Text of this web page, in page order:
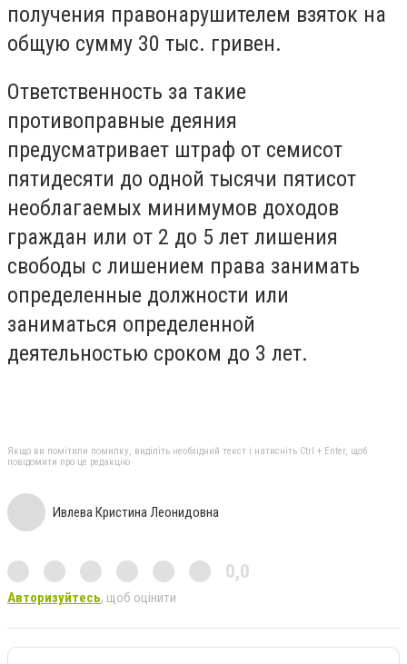
получения правонарушителем взяток на
общую сумму 30 тыс. гривен.
Ответственность за такие
противоправные деяния
предусматривает штраф от семисот
пятидесяти до одной тысячи пятисот
необлагаемых минимумов доходов
граждан или от 2 до 5 лет лишения
свободы с лишением права занимать
определенные должности или
заниматься определенной
деятельностью сроком до 3 лет.
Якщо ви помітили помилку, виділіть необхідний текст і натисніть Ctrl + Enter, щоб
повідомити про це редакцію
Ивлева Кристина Леонидовна
0,0
Авторизуйтесь, щоб оцінити